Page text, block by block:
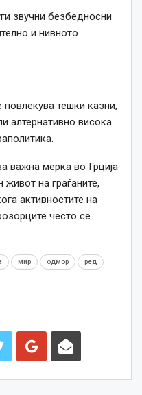
звучни безбедносни
и нивното
тешки казни,
алтернативно висока
важна мерка во Грција
на граѓаните,
активностите на
често се
мир одмор ред